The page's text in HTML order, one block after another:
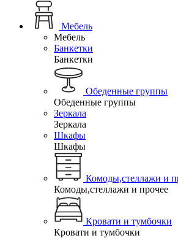
Мебель
Мебель
Банкетки
Банкетки
Обеденные группы
Обеденные группы
Зеркала
Зеркала
Шкафы
Шкафы
Комоды,стеллажи и
Комоды,стеллажи и прочее
Кровати и тумбочки
Кровати и тумбочки